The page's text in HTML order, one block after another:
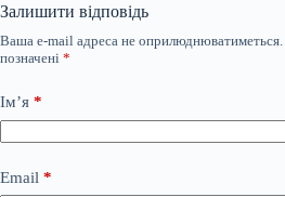
Залишити відповідь
Ваша e-mail адреса не оприлюднюватиметься.
позначені *
Ім’я *
Email *